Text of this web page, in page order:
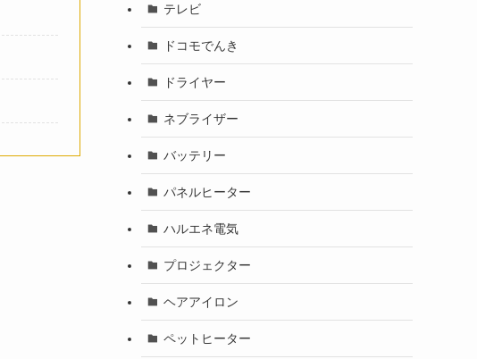
テレビ
ドコモでんき
ドライヤー
ネブライザー
バッテリー
パネルヒーター
ハルエネ電気
プロジェクター
ヘアアイロン
ペットヒーター